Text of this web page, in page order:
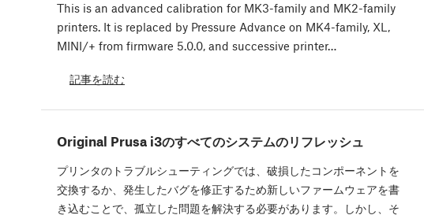
This is an advanced calibration for MK3-family and MK2-family
printers. It is replaced by Pressure Advance on MK4-family, XL,
MINI/+ from firmware 5.0.0, and successive printer…
記事を読む
Original Prusa i3のすべてのシステムのリフレッシュ
プリンタのトラブルシューティングでは、破損したコンポーネントを
交換するか、発生したバグを修正するため新しいファームウェアを書
き込むことで、孤立した問題を解決する必要があります。しかし、そ